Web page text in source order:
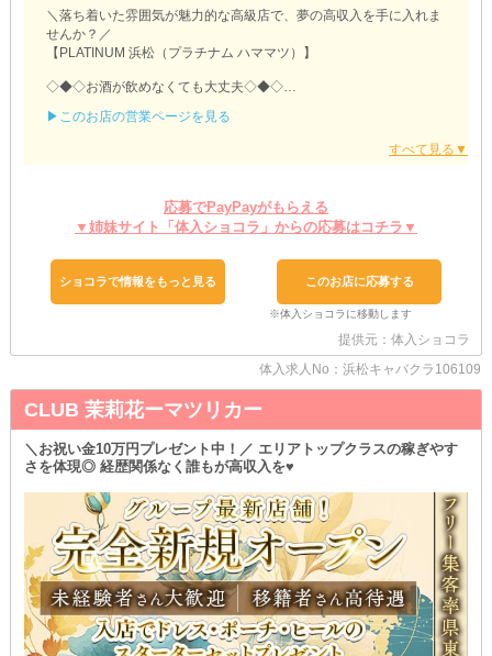
＼落ち着いた雰囲気が魅力的な高級店で、夢の高収入を手に入れま
せんか？／
【PLATINUM 浜松（プラチナム ハママツ）】
◇◆◇お酒が飲めなくても大丈夫◇◆◇
次の日の予定や体調・体質に合わせて、飲むか飲まないか決められ
万が一お客様から勧められても、優秀なスタッフがさり気なくフォ
◇◆◇経験者さんは優遇可能◇◆◇
他店様で働いたことがある方や、現在在籍中で移籍先を探している
前店での時給や待遇を最大限踏まえ、より良い条件をご提案できま
す。
◇◆◇安心の『寮』を完備◇◆◇
「引っ越したいけど物件探しする時間がない」etc.
そんな方も、当店ならお住まいをご用意しているため安心です♪
す。
ご希望の場合は、遠慮なくご相談ください！
▶このお店の営業ページを見る
応募でPayPayがもらえる
▼姉妹サイト「体入ショコラ」からの応募はコチラ▼
ショコラで情報をもっと見る このお店に応募する
提供元：体入ショコラ
体入求人No：浜松キャバクラ106109
CLUB 茉莉花ーマツリカー
＼お祝い金10万円プレゼント中！／ エリアトップクラスの稼ぎやす
さを体現◎ 経歴関係なく誰もが高収入を♥